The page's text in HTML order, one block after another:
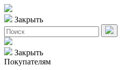
Закрыть
Закрыть
Покупателям